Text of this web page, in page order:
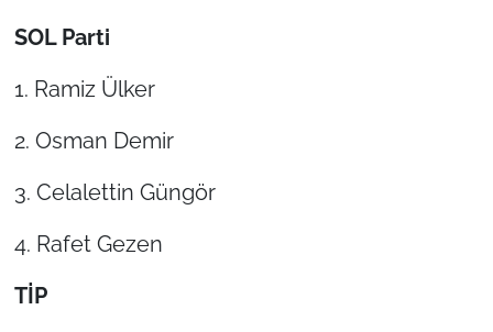
SOL Parti
1. Ramiz Ülker
2. Osman Demir
3. Celalettin Güngör
4. Rafet Gezen
TİP